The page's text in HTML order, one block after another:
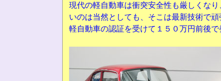
現代の軽自動車は衝突安全性も厳しくな
いのは当然としても、そこは最新技術で
軽自動車の認証を受けて１５０万円前後